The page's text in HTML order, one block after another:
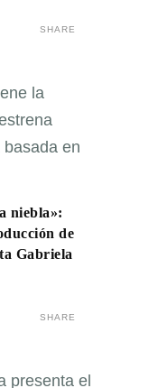
SHARE
niebla»:
de
Gabriela
SHARE